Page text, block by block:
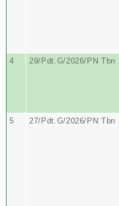
4
29/Pdt.G/2026/PN Tbn
5
27/Pdt.G/2026/PN Tbn